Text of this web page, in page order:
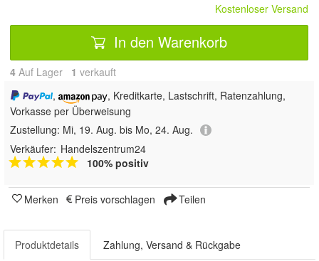
Kostenloser Versand
In den Warenkorb
4 Auf Lager 1 verkauft
,
, Kreditkarte, Lastschrift, Ratenzahlung,
Vorkasse per Überweisung
Zustellung: Mi, 19. Aug. bis Mo, 24. Aug.
Verkäufer: Handelszentrum24
100% positiv
Merken Preis vorschlagen Teilen
Produktdetails Zahlung, Versand & Rückgabe